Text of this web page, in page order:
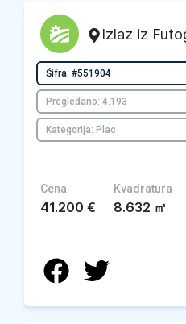
Izlaz iz
Šifra: #551904
Pregledano: 4.193
Kategorija: Plac
Cena
41.200 €
Kvadratura
8.632 ㎡